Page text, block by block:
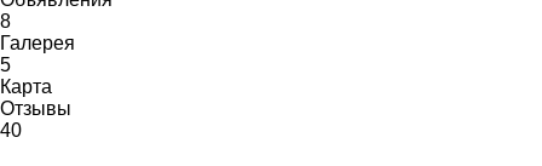
8
Галерея
5
Карта
Отзывы
40